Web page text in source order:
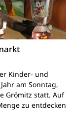
Kinder- und
am Sonntag,
Grömitz statt. Auf
zu entdecken